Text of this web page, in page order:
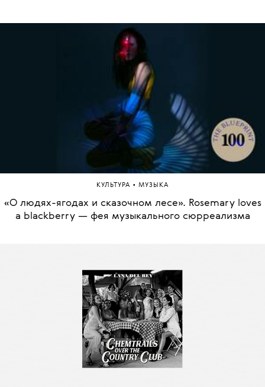
КУЛЬТУРА • МУЗЫКА
«О людях-ягодах и сказочном лесе». Rosemary loves
a blackberry — фея музыкального сюрреализма